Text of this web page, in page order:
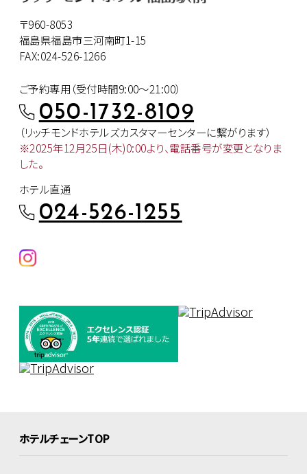
〒960-8053
福島県福島市三河南町1-15
FAX:024-526-1266
ご予約専用（受付時間9:00～21:00）
050-1732-8109
（リッチモンドホテルズカスタマーセンターに繋がります）
※2025年12月25日(木)0:00より、電話番号が変更となりま
した。
ホテル直通
024-526-1255
ホテルチェーンTOP